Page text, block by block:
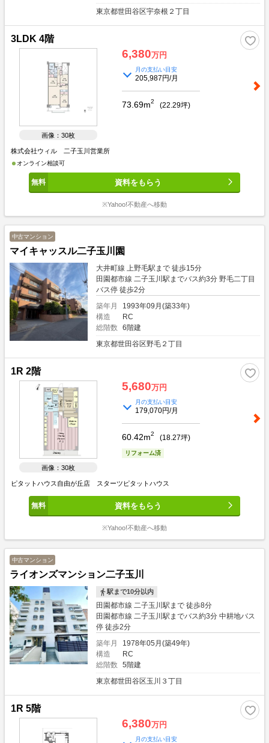
東京都世田谷区宇奈根２丁目
3LDK 4階
画像：30枚
6,380万円
月の支払い目安
205,987円/月
73.69m2 (22.29坪)
株式会社ウィル 二子玉川営業所
オンライン相談可
資料をもらう
※Yahoo!不動産へ移動
中古マンション
マイキャッスル二子玉川園
大井町線 上野毛駅まで 徒歩15分
田園都市線 二子玉川駅までバス約3分 野毛二丁目
バス停 徒歩2分
築年月
1993年09月(築33年)
構造
RC
総階数
6階建
東京都世田谷区野毛２丁目
1R 2階
画像：30枚
5,680万円
月の支払い目安
179,070円/月
60.42m2 (18.27坪)
リフォーム済
ピタットハウス自由が丘店 スターツピタットハウス
資料をもらう
※Yahoo!不動産へ移動
中古マンション
ライオンズマンション二子玉川
駅まで10分以内
田園都市線 二子玉川駅まで 徒歩8分
田園都市線 二子玉川駅までバス約3分 中耕地バス
停 徒歩2分
築年月
1978年05月(築49年)
構造
RC
総階数
5階建
東京都世田谷区玉川３丁目
1R 5階
6,380万円
月の支払い目安